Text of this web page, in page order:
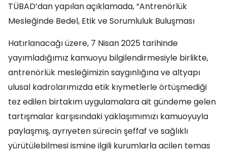
TÜBAD’dan yapılan açıklamada, “Antrenörlük
Mesleğinde Bedel, Etik ve Sorumluluk Buluşması
Hatırlanacağı üzere, 7 Nisan 2025 tarihinde
yayımladığımız kamuoyu bilgilendirmesiyle birlikte,
antrenörlük mesleğimizin saygınlığına ve altyapı
ulusal kadrolarımızda etik kıymetlerle örtüşmediği
tez edilen birtakım uygulamalara ait gündeme gelen
tartışmalar karşısındaki yaklaşımımızı kamuoyuyla
paylaşmış, ayrıyeten sürecin şeffaf ve sağlıklı
yürütülebilmesi ismine ilgili kurumlarla acilen temas